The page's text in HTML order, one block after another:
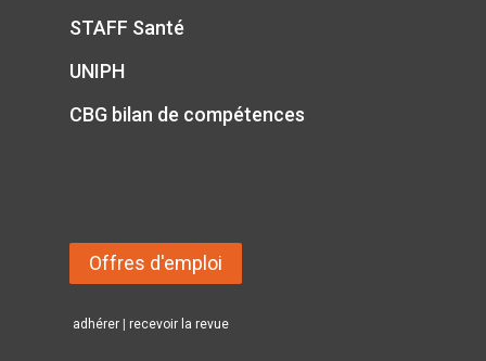
STAFF Santé
UNIPH
CBG bilan de compétences
Offres d'emploi
adhérer recevoir la revue